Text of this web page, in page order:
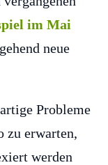
im Mai
neue
Probleme
zu erwarten,
werden